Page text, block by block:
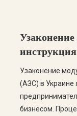
инструкция
Узаконение
(АЗС) в Украине
бизнесом.